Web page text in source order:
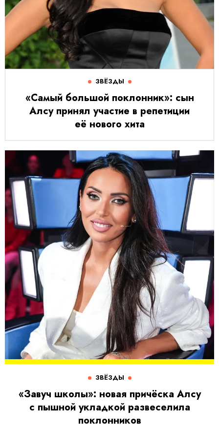
ЗВЁЗДЫ
«Самый большой поклонник»: сын
Алсу принял участие в репетиции
её нового хита
ЗВЁЗДЫ
«Завуч школы»: новая причёска Алсу
с пышной укладкой развеселила
поклонников